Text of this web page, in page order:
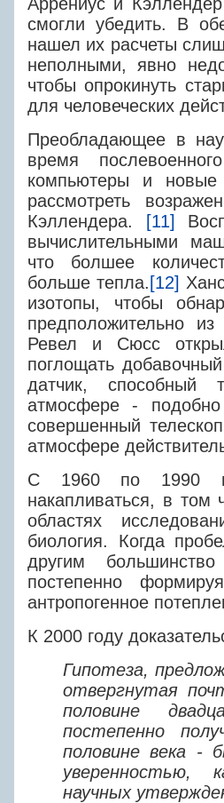
смогли убедить. В
нашел их расчеты
неполными, явно
чтобы опрокинуть
для человеческих
Преобладающее в
время
компьютеры и
рассмотреть
Кэллендера.
[11]
вычислительными
что болшее
больше тепла. [12]
изотопы, чтобы
предположительно
Ревел и Сюсс
поглощать
датчик,
атмосфере -
совершенный
атмосфере
С 1960 по 1990
накапливаться, в том
областях
биология. Когда
другим
постепенно
антропогенное
К 2000 году
Гипотеза,
отвергнутая
половине
постепенно
половине века -
уверенностью,
научных